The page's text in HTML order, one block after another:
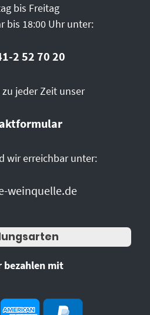
bis Freitag
bis 18:00 Uhr unter:
2 52 70 20
jeder Zeit unser
wir erreichbar unter:
weinquelle.de
bezahlen mit